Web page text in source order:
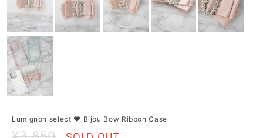
Lumignon select ♥ Bijou Bow Ribbon Case